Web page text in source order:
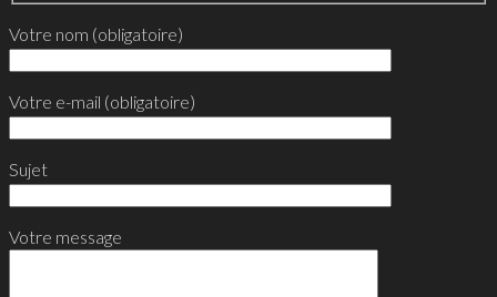
Votre nom (obligatoire)
Votre e-mail (obligatoire)
Sujet
Votre message